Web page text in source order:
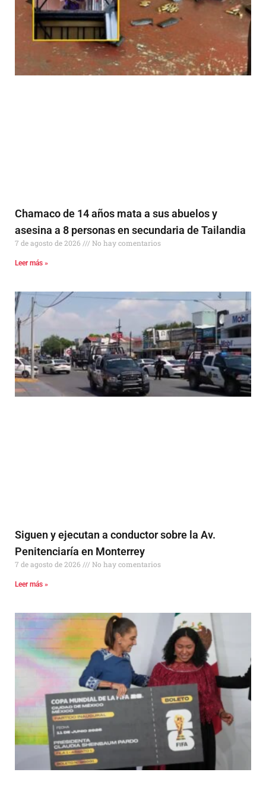
Chamaco de 14 años mata a sus abuelos y
asesina a 8 personas en secundaria de Tailandia
7 de agosto de 2026 No hay comentarios
Leer más »
Siguen y ejecutan a conductor sobre la Av.
Penitenciaría en Monterrey
7 de agosto de 2026 No hay comentarios
Leer más »